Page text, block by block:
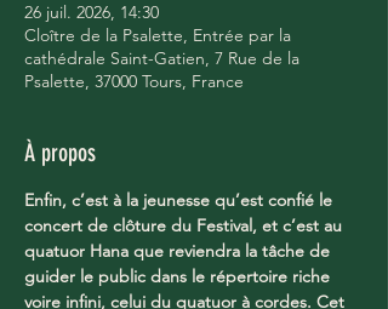
26 juil. 2026, 14:30
Cloître de la Psalette, Entrée par la
cathédrale Saint-Gatien, 7 Rue de la
Psalette, 37000 Tours, France
À propos
Enfin, c’est à la jeunesse qu’est confié le
concert de clôture du Festival, et c’est au
quatuor Hana que reviendra la tâche de
guider le public dans le répertoire riche
voire infini, celui du quatuor à cordes. Cet